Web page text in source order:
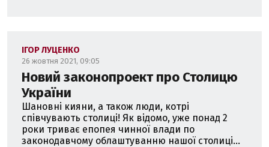
ІГОР ЛУЦЕНКО
26 жовтня 2021, 09:05
Новий законопроект про Столицю
України
Шановні кияни, а також люди, котрі
співчувають столиці! Як відомо, уже понад 2
роки триває епопея чинної влади по
законодавчому облаштуванню нашої столиці...